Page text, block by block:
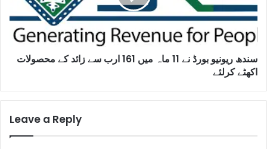
سندھ ریونیو بورڈ نے 11 ماہ میں 161 ارب سے زائد کے محصولات
اکھٹے کرلئے
Leave a Reply